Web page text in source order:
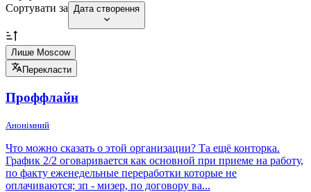
Сортувати за Дата створення
Лише Moscow
Перекласти
Проффлайн
Анонімний
Что можно сказать о этой организации? Та ещё конторка.
График 2/2 оговаривается как основной при приеме на работу,
по факту еженедельные переработки которые не
оплачиваются; зп - мизер, по договору ва...